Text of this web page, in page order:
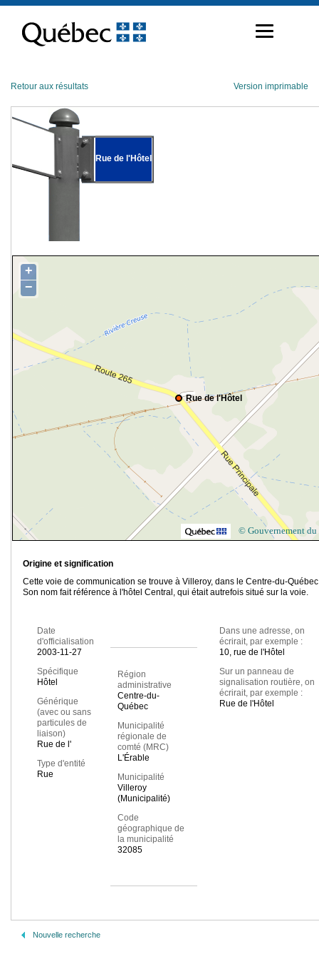
contenu
Retour aux résultats Version imprimable
Rue de l'Hôtel
Rue de l'Hôtel
+
−
© Gouvernement du
Origine et signification
Cette voie de communication se trouve à Villeroy, dans le Centre-du-
Son nom fait référence à l'hôtel Central, qui était autrefois situé sur la voie.
Date
d'officialisation
2003-11-27
Spécifique
Hôtel
Générique
(avec ou sans
particules de
liaison)
Rue de l'
Type d'entité
Rue
Région
administrative
Centre-du-
Québec
Municipalité
régionale de
comté (MRC)
L'Érable
Municipalité
Villeroy
(Municipalité)
Code
géographique de
la municipalité
32085
Dans une adresse, on
écrirait, par exemple :
10, rue de l'Hôtel
Sur un panneau de
signalisation routière, on
écrirait, par exemple :
Rue de l'Hôtel
Nouvelle recherche